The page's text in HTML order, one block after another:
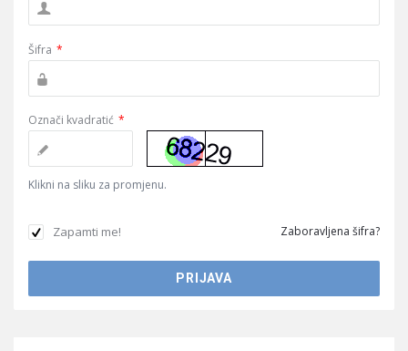
Šifra *
Označi kvadratić *
Klikni na sliku za promjenu.
Zapamti me! Zaboravljena šifra?